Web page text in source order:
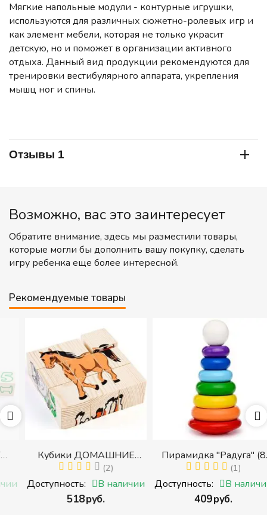
Мягкие напольные модули - контурные игрушки,
используются для различных сюжетно-ролевых игр и
как элемент мебели, которая не только украсит
детскую, но и поможет в организации активного
отдыха. Данный вид продукции рекомендуются для
тренировки вестибулярного аппарата, укрепления
мышц ног и спины.
Отзывы 1
Возможно, вас это заинтересует
Обратите внимание, здесь мы разместили товары,
которые могли бы дополнить вашу покупку, сделать
игру ребенка еще более интересной.
Рекомендуемые товары
Кубики ДОМАШНИЕ
ЖИВОТНЫЕ (Томик)
(Набор кубиков
разрезных (складных))
(2)
Доступность: В наличии
‍518‍руб.
Пирамидка "Радуга" (8
деталей) (Пирамидка
среднего размера)
(1)
Доступность: В наличии
‍409‍руб.